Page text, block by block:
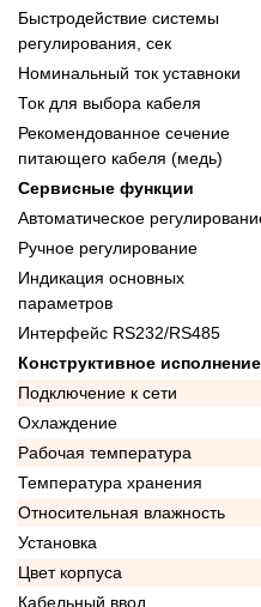
Быстродействие системы
регулирования, сек
Номинальный ток уставноки
Ток для выбора кабеля
Рекомендованное сечение
питающего кабеля (медь)
Сервисные функции
Автоматическое
Ручное регулирование
Индикация основных
параметров
Интерфейс RS232/RS485
Конструктивное исполнение
Подключение к сети
Охлаждение
Рабочая температура
Температура хранения
Относительная влажность
Установка
Цвет корпуса
Кабельный ввод